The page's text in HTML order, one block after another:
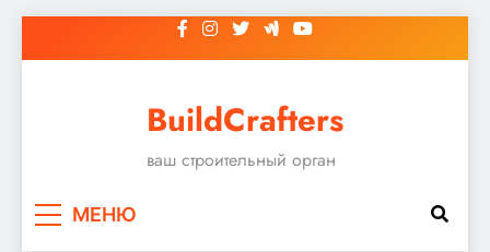
к
BuildCrafters
ваш строительный орган
МЕНЮ